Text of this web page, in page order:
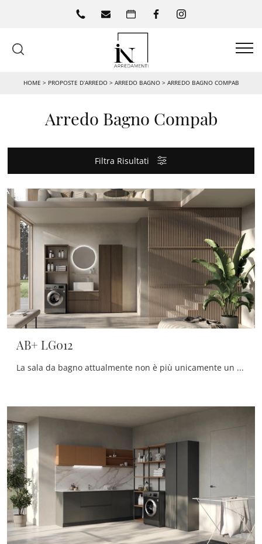
HOME > PROPOSTE D’ARREDO> ARREDO BAGNO> ARREDO BAGNO COMPAB
Arredo Bagno Compab
Filtra Risultati
AB+ LG012
La sala da bagno attualmente non è più unicamente un ambiente di servizio: alla sua progettazione viene riservata la medesima attenzione dei restanti ...